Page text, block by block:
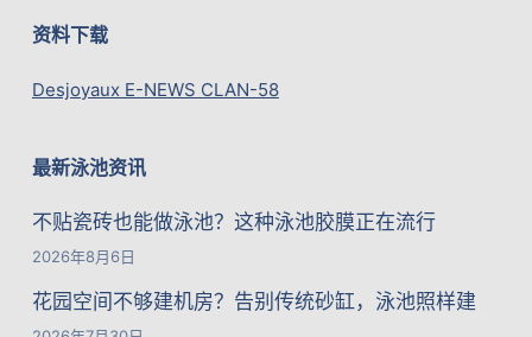
资料下载
Desjoyaux E-NEWS CLAN-58
最新泳池资讯
不贴瓷砖也能做泳池？这种泳池胶膜正在流行
2026年8月6日
花园空间不够建机房？告别传统砂缸，泳池照样建